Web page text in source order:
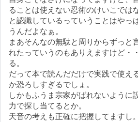
ることは使えない忍術のけいこでは
と認識しているっていうことはやっ
うんだよなぁ。
まあそんなの無駄と周りからずっと
れたっていうのもありえますけど・
る。
だって本で読んだだけで実践で使え
か恐ろしすぎるでしょ。
しかもふうま宗家がばれないように
力で探し当てるとか。
天音の考えも正確に把握してますし。